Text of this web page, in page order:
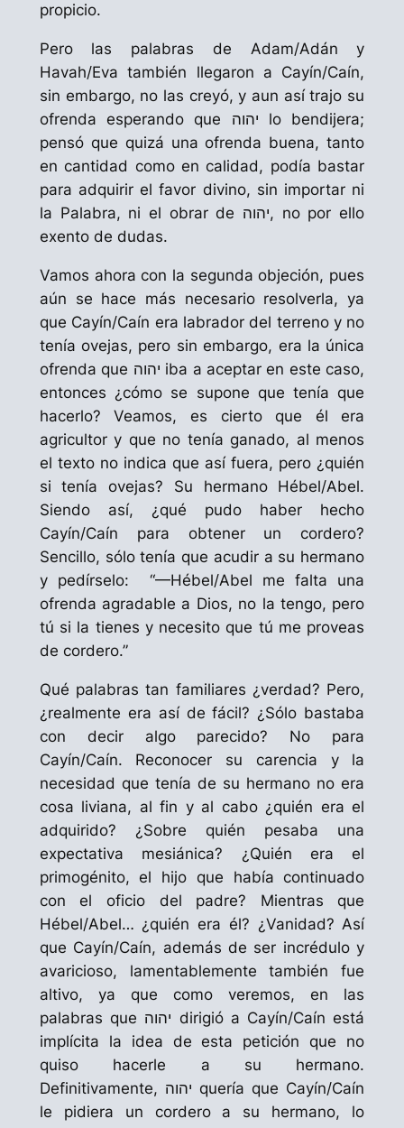
propicio.
Pero las palabras de Adam/Adán y
Havah/Eva también llegaron a Cayín/Caín,
sin embargo, no las creyó, y aun así trajo su
ofrenda esperando que יהוה lo bendijera;
pensó que quizá una ofrenda buena, tanto
en cantidad como en calidad, podía bastar
para adquirir el favor divino, sin importar ni
la Palabra, ni el obrar de יהוה, no por ello
exento de dudas.
Vamos ahora con la segunda objeción, pues
aún se hace más necesario resolverla, ya
que Cayín/Caín era labrador del terreno y no
tenía ovejas, pero sin embargo, era la única
ofrenda que יהוה iba a aceptar en este caso,
entonces ¿cómo se supone que tenía que
hacerlo? Veamos, es cierto que él era
agricultor y que no tenía ganado, al menos
el texto no indica que así fuera, pero ¿quién
si tenía ovejas? Su hermano Hébel/Abel.
Siendo así, ¿qué pudo haber hecho
Cayín/Caín para obtener un cordero?
Sencillo, sólo tenía que acudir a su hermano
y pedírselo: “—Hébel/Abel me falta una
ofrenda agradable a Dios, no la tengo, pero
tú si la tienes y necesito que tú me proveas
de cordero.”
Qué palabras tan familiares ¿verdad? Pero,
¿realmente era así de fácil? ¿Sólo bastaba
con decir algo parecido? No para
Cayín/Caín. Reconocer su carencia y la
necesidad que tenía de su hermano no era
cosa liviana, al fin y al cabo ¿quién era el
adquirido? ¿Sobre quién pesaba una
expectativa mesiánica? ¿Quién era el
primogénito, el hijo que había continuado
con el oficio del padre? Mientras que
Hébel/Abel… ¿quién era él? ¿Vanidad? Así
que Cayín/Caín, además de ser incrédulo y
avaricioso, lamentablemente también fue
altivo, ya que como veremos, en las
palabras que יהוה dirigió a Cayín/Caín está
implícita la idea de esta petición que no
quiso hacerle a su hermano.
Definitivamente, יהוה quería que Cayín/Caín
le pidiera un cordero a su hermano, lo